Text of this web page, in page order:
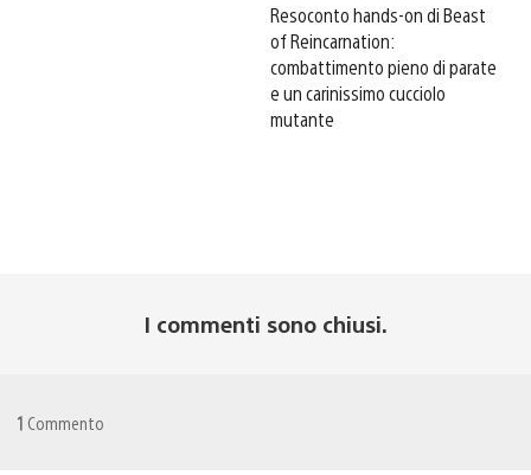
Resoconto hands-on di Beast
of Reincarnation:
combattimento pieno di parate
e un carinissimo cucciolo
mutante
I commenti sono chiusi.
1 Commento